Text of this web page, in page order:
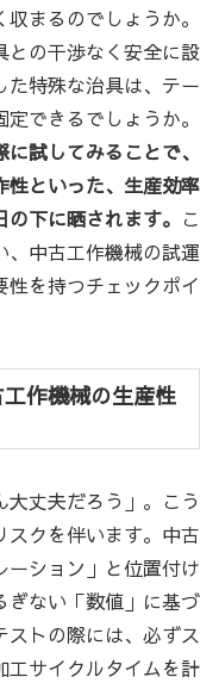
まるのでしょうか。
との干渉なく安全に設
た特殊な治具は、テー
できるでしょうか。
試してみることで、
性といった、生産効率
下に晒されます。 こ
、中古工作機械の試運
を持つチェックポイ
作機械の生産性
大丈夫だろう」。こう
スクを伴います。中古
ーション」と位置付け
ぎない「数値」に基づ
トの際には、必ずス
工サイクルタイムを計